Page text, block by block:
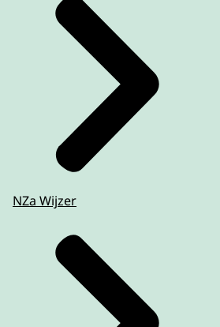
NZa Wijzer